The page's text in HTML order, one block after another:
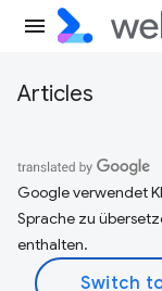
Articles
Google verwendet
Sprache zu
enthalten.